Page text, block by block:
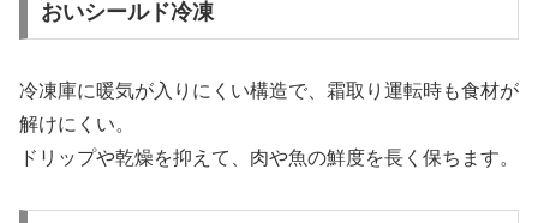
おいシールド冷凍
冷凍庫に暖気が入りにくい構造で、霜取り運転時も食材が
解けにくい。
ドリップや乾燥を抑えて、肉や魚の鮮度を長く保ちます。